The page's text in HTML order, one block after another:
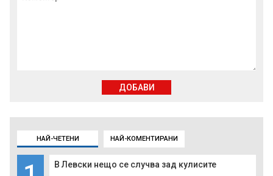
НАЙ-ЧЕТЕНИ НАЙ-КОМЕНТИРАНИ
В Левски нещо се случва зад кулисите
ДОБАВИ